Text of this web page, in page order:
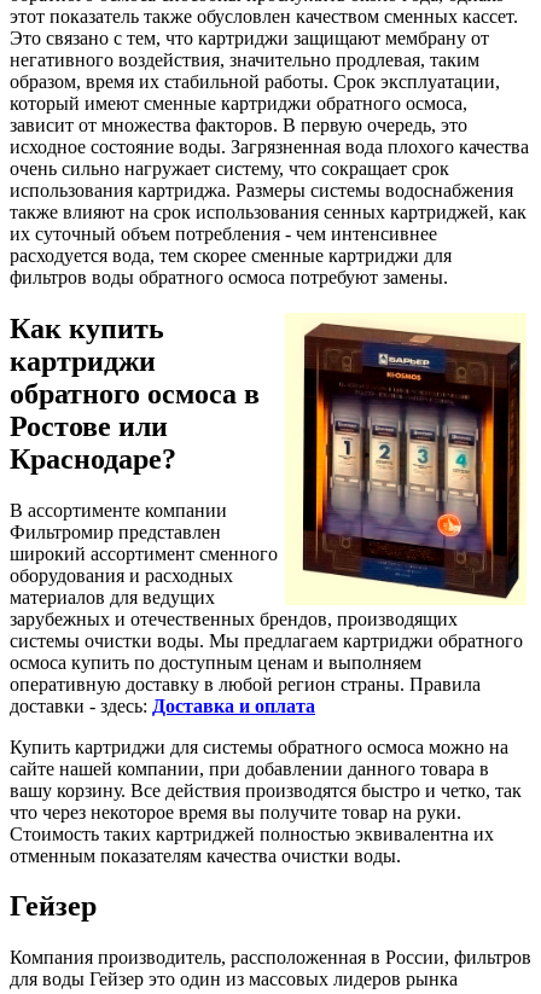
этот показатель также обусловлен качеством сменных кассет.
Это связано с тем, что картриджи защищают мембрану от
негативного воздействия, значительно продлевая, таким
образом, время их стабильной работы. Срок эксплуатации,
который имеют сменные картриджи обратного осмоса,
зависит от множества факторов. В первую очередь, это
исходное состояние воды. Загрязненная вода плохого качества
очень сильно нагружает систему, что сокращает срок
использования картриджа. Размеры системы водоснабжения
также влияют на срок использования сенных картриджей, как
их суточный объем потребления - чем интенсивнее
расходуется вода, тем скорее сменные картриджи для
фильтров воды обратного осмоса потребуют замены.
Как купить
картриджи
обратного осмоса в
Ростове или
Краснодаре?
В ассортименте компании
Фильтромир представлен
широкий ассортимент сменного
оборудования и расходных
материалов для ведущих
зарубежных и отечественных брендов, производящих
системы очистки воды. Мы предлагаем картриджи обратного
осмоса купить по доступным ценам и выполняем
оперативную доставку в любой регион страны. Правила
доставки - здесь: Доставка и оплата
Купить картриджи для системы обратного осмоса можно на
сайте нашей компании, при добавлении данного товара в
вашу корзину. Все действия производятся быстро и четко, так
что через некоторое время вы получите товар на руки.
Стоимость таких картриджей полностью эквивалентна их
отменным показателям качества очистки воды.
Гейзер
Компания производитель, рассположенная в России, фильтров
для воды Гейзер это один из массовых лидеров рынка